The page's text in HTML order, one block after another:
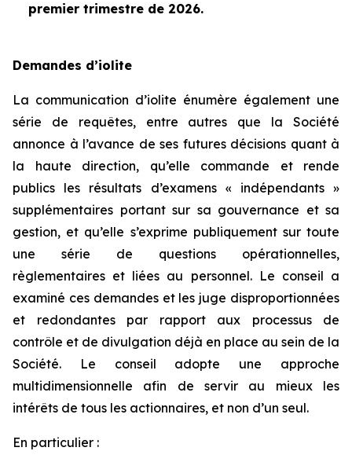
premier trimestre de 2026.
Demandes d’iolite
La communication d’iolite énumère également une
série de requêtes, entre autres que la Société
annonce à l’avance de ses futures décisions quant à
la haute direction, qu’elle commande et rende
publics les résultats d’examens « indépendants »
supplémentaires portant sur sa gouvernance et sa
gestion, et qu’elle s’exprime publiquement sur toute
une série de questions opérationnelles,
règlementaires et liées au personnel. Le conseil a
examiné ces demandes et les juge disproportionnées
et redondantes par rapport aux processus de
contrôle et de divulgation déjà en place au sein de la
Société. Le conseil adopte une approche
multidimensionnelle afin de servir au mieux les
intérêts de tous les actionnaires, et non d’un seul.
En particulier :